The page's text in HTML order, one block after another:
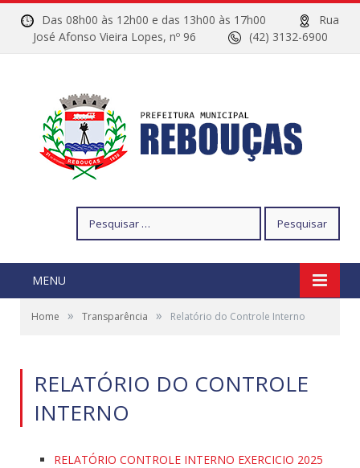
Das 08h00 às 12h00 e das 13h00 às 17h00
Rua
José Afonso Vieira Lopes, nº 96
(42) 3132-6900
por:
MENU
Home » Transparência » Relatório do Controle Interno
RELATÓRIO DO CONTROLE
INTERNO
RELATÓRIO CONTROLE INTERNO EXERCICIO 2025